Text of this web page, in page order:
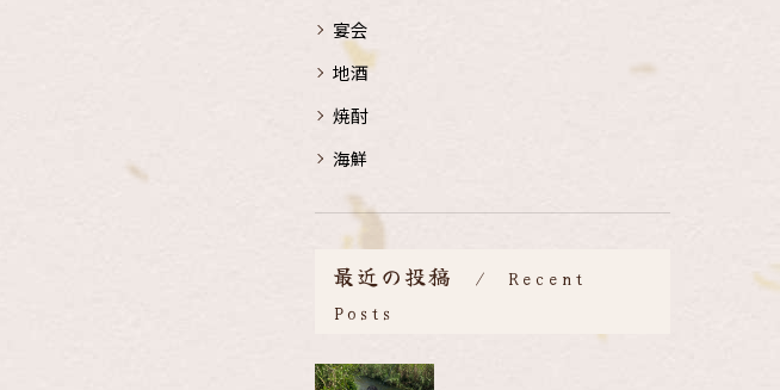
宴会
地酒
焼酎
海鮮
最近の投稿
Recent
Posts